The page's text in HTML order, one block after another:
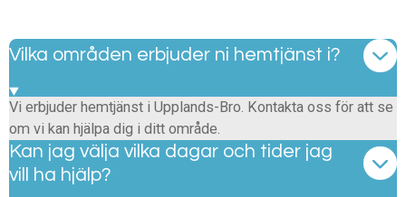
Vilka områden erbjuder ni hemtjänst i?
Vi erbjuder hemtjänst i Upplands-Bro. Kontakta oss för att se
om vi kan hjälpa dig i ditt område.
Kan jag välja vilka dagar och tider jag
vill ha hjälp?